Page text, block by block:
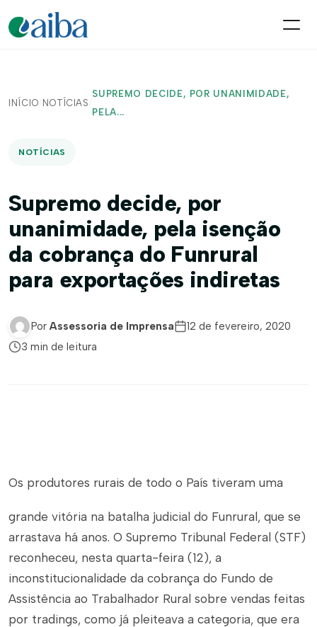
INÍCIO/ NOTÍCIAS /
SUPREMO DECIDE, POR UNANIMIDADE,
PELA...
NOTÍCIAS
Supremo decide, por
unanimidade, pela isenção
da cobrança do Funrural
para exportações indiretas
Por Assessoria de Imprensa
12 de fevereiro, 2020
3 min de leitura
Os produtores rurais de todo o País tiveram uma
grande vitória na batalha judicial do Funrural, que se
arrastava há anos. O Supremo Tribunal Federal (STF)
reconheceu, nesta quarta-feira (12), a
inconstitucionalidade da cobrança do Fundo de
Assistência ao Trabalhador Rural sobre vendas feitas
por tradings, como já pleiteava a categoria, que era